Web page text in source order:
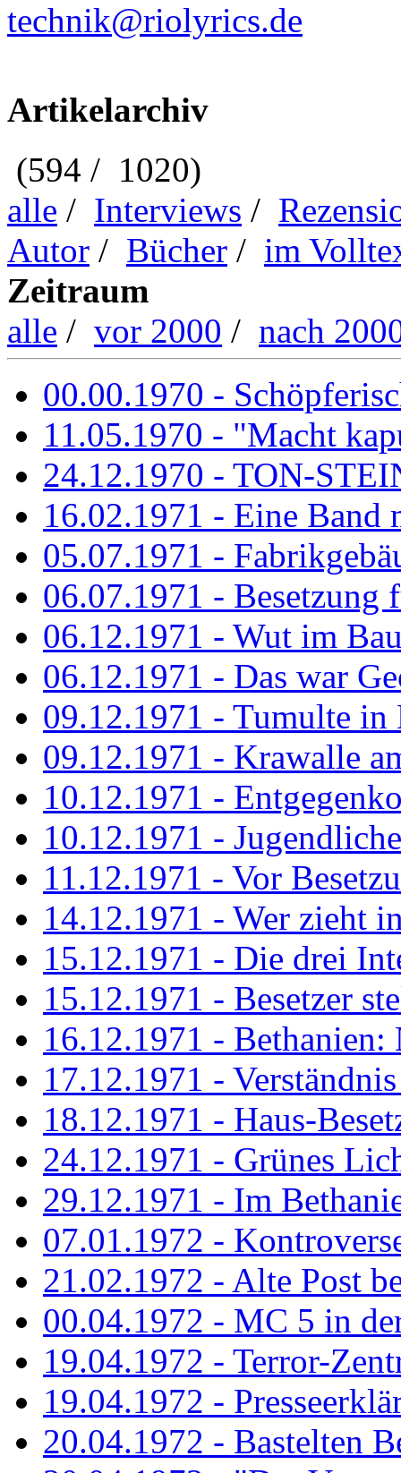
technik@riolyrics.de
Artikelarchiv
(594 / 1020)
alle / Interviews /
Autor / Bücher / im
Zeitraum
alle / vor 2000 / nach
00.00.1970 -
11.05.1970 - "Macht
24.12.1970 - TON-
16.02.1971 - Eine Band
05.07.1971 -
06.07.1971 - Besetzung
06.12.1971 - Wut im
06.12.1971 - Das war
09.12.1971 - Tumulte in
09.12.1971 - Krawalle
10.12.1971 -
10.12.1971 -
11.12.1971 - Vor
14.12.1971 - Wer zieht
15.12.1971 - Die drei
15.12.1971 - Besetzer
16.12.1971 - Bethanien:
17.12.1971 -
18.12.1971 - Haus-
24.12.1971 - Grünes
29.12.1971 - Im
07.01.1972 -
21.02.1972 - Alte Post
00.04.1972 - MC 5 in
19.04.1972 - Terror-
19.04.1972 -
20.04.1972 - Bastelten